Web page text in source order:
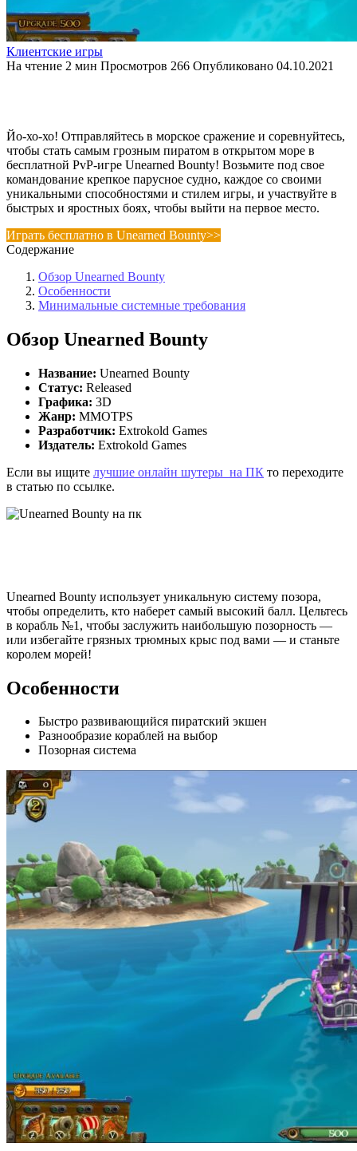
Клиентские игры
На чтение 2 мин Просмотров 266 Опубликовано 04.10.2021
Йо-хо-хо! Отправляйтесь в морское сражение и соревнуйтесь,
чтобы стать самым грозным пиратом в открытом море в
бесплатной PvP-игре Unearned Bounty! Возьмите под свое
командование крепкое парусное судно, каждое со своими
уникальными способностями и стилем игры, и участвуйте в
быстрых и яростных боях, чтобы выйти на первое место.
Играть бесплатно в Unearned Bounty>>
Содержание
Обзор Unearned Bounty
Особенности
Минимальные системные требования
Обзор Unearned Bounty
Название: Unearned Bounty
Статус: Released
Графика: 3D
Жанр: MMOTPS
Разработчик: Extrokold Games
Издатель: Extrokold Games
Если вы ищите лучшие онлайн шутеры на ПК то переходите
в статью по ссылке.
Unearned Bounty использует уникальную систему позора,
чтобы определить, кто наберет самый высокий балл. Цельтесь
в корабль №1, чтобы заслужить наибольшую позорность —
или избегайте грязных трюмных крыс под вами — и станьте
королем морей!
Особенности
Быстро развивающийся пиратский экшен
Разнообразие кораблей на выбор
Позорная система